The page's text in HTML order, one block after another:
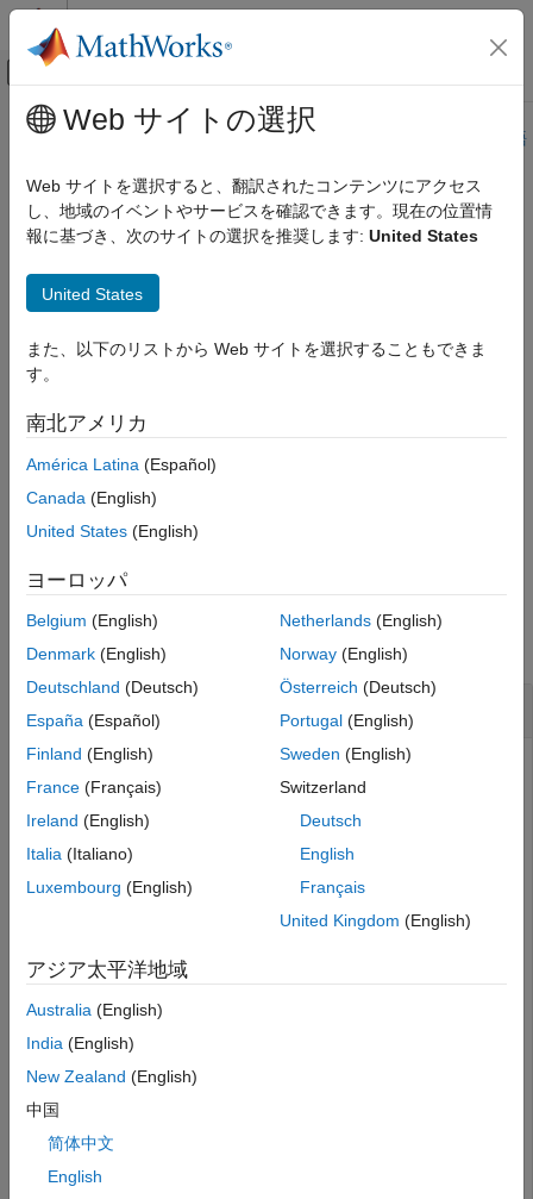
コンテンツへスキップ
オフキャンバス ナビゲーション メ
ドキュメンテーションのホーム
Aerospace Toolbox
衛星ミッション解析
構文
説明
入力引数
出力引数
アルゴリズム
拡張機能
メインコンテンツ
このページは機械翻訳を使用して翻訳されました。最新版の英語
log
quaternion 配列の自然対数
構文
説明
= log( )は、quaternion 配列
す。
例
すべて折りたたむ
quaternion 配列の対数値
3 行 1 列の quaternion 配列 A を作成します。
A = quaternion(randn(3,4))
     0.53767 + 0.86217i - 0.43359j +  2.7694k
      1.8339 + 0.31877i + 0.34262j -  1.3499k
A の対数値を計算します。
B = log(A)
Web サイトの選択
Web サイトを選択すると、翻訳されたコンテンツにアクセス
し、地域のイベントやサービスを確認できます。現在の位置情
報に基づき、次のサイトの選択を推奨します: United States
United States
また、以下のリストから Web サイトを選択することもできま
す。
南北アメリカ
América Latina (Español)
Canada (English)
United States (English)
ヨーロッパ
Belgium (English)
Denmark (English)
Deutschland (Deutsch)
España (Español)
Finland (English)
France (Français)
Ireland (English)
Italia (Italiano)
Luxembourg (English)
Netherlands(English)
Norway(English)
Österreich (Deutsch)
Portugal(English)
Sweden (English)
Switzerland
Deutsch
English
Français
United Kingdom (English)
アジア太平洋地域
Australia (English)
India (English)
New Zealand (English)
中国
简体中文
English